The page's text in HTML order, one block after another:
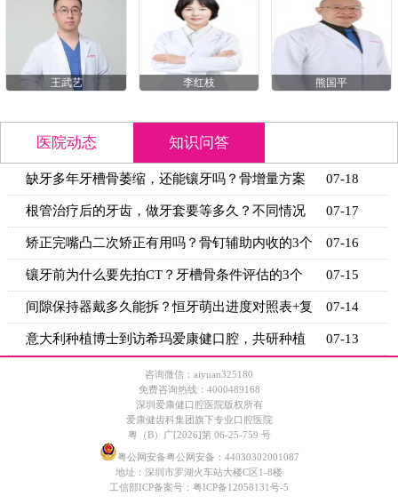
王武艺 李红枝 熊国平
医院动态 知识问答
缺牙多年牙槽骨萎缩，还能镶牙吗？骨增量方案
+适用条
07-18
根管治疗后的牙齿，做牙套要等多久？不同情况
的等待时
07-17
矫正完嘴凸二次矫正有用吗？骨钉辅助内收的3个
关键条
07-16
镶牙前为什么要先拍CT？牙槽骨条件评估的3个
关键指标
07-15
间隙保持器戴多久能拆？恒牙萌出进度对照表+复
诊时间
07-14
意大利种植博士到访希玛爱康健口腔，共研种植 07-13
咨询微信：aiyuan325180
免费咨询热线：4000489168
深圳爱康健口腔医院版权所有
爱康健齿科集团旗下专业口腔医院
粤（B）广[2026]第 06-25-759 号
粤公网安备粤公网安备：44030302001087
地址：深圳市罗湖火车站大楼C区1-8楼
工信部ICP备案号： 粤ICP备12058131号-5